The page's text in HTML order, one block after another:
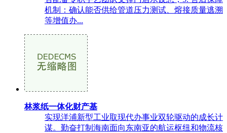
机制：确认能否供给管道压力测试、熔接质量逃溯
等增值办...
林浆纸一体化财产基
实现洋浦新型工业取现代办事业双轮驱动的成长计
谋。勤奋打制海南面向东南亚的航运枢纽和物流核